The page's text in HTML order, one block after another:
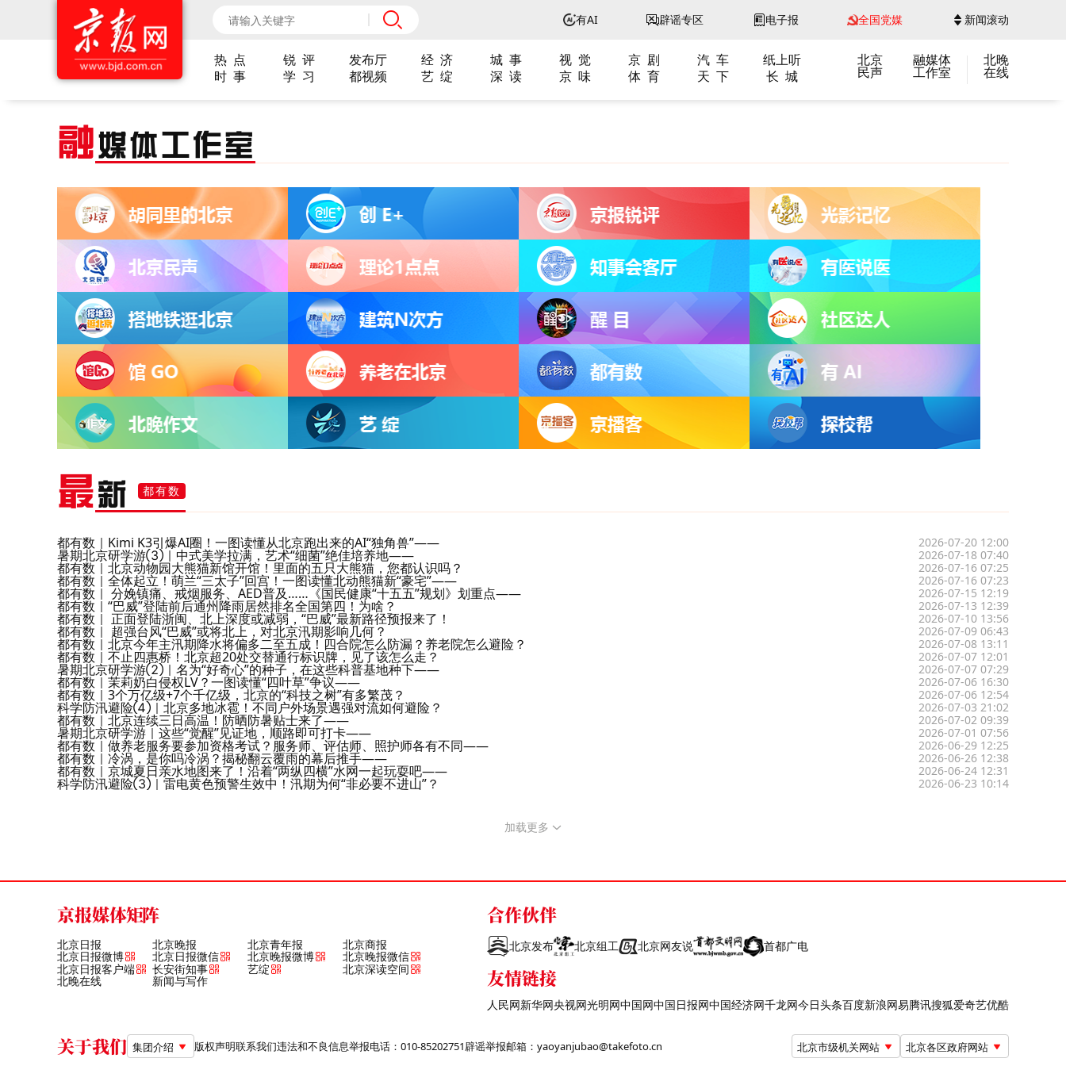
有AI 辟谣专区 电子报 全国党媒 新闻滚动
热 点 锐 评 发布厅 经 济 城 事 视 觉 京 剧 汽 车
纸上听
时 事
学 习 都视频 艺 绽 深 读 京 味 体 育 天 下 长 城
北京
民声
融媒体
工作室
北晚
在线
融媒体工作室
最新 都有数
都有数｜Kimi K3引爆AI圈！一图读懂从北京跑出来的AI“独角兽”—— 2026-07-20 12:00
暑期北京研学游③｜中式美学拉满，艺术“细菌”绝佳培养地—— 2026-07-18 07:40
都有数｜北京动物园大熊猫新馆开馆！里面的五只大熊猫，您都认识吗？ 2026-07-16 07:25
都有数｜全体起立！萌兰“三太子”回宫！一图读懂北动熊猫新“豪宅”—— 2026-07-16 07:23
都有数｜ 分娩镇痛、戒烟服务、AED普及……《国民健康“十五五”规划》划重点—— 2026-07-15 12:19
都有数｜“巴威”登陆前后通州降雨居然排名全国第四！为啥？ 2026-07-13 12:39
都有数｜ 正面登陆浙闽、北上深度或减弱，“巴威”最新路径预报来了！ 2026-07-10 13:56
都有数｜ 超强台风“巴威”或将北上，对北京汛期影响几何？ 2026-07-09 06:43
都有数｜北京今年主汛期降水将偏多二至五成！四合院怎么防漏？养老院怎么避险？ 2026-07-08 13:11
都有数｜不止四惠桥！北京超20处交替通行标识牌，见了该怎么走？ 2026-07-07 12:01
暑期北京研学游②｜名为“好奇心”的种子，在这些科普基地种下—— 2026-07-07 07:29
都有数｜茉莉奶白侵权LV？一图读懂“四叶草”争议—— 2026-07-06 16:30
都有数｜3个万亿级+7个千亿级，北京的“科技之树”有多繁茂？ 2026-07-06 12:54
科学防汛避险④｜北京多地冰雹！不同户外场景遇强对流如何避险？ 2026-07-03 21:02
都有数｜北京连续三日高温！防晒防暑贴士来了—— 2026-07-02 09:39
暑期北京研学游｜这些“觉醒”见证地，顺路即可打卡—— 2026-07-01 07:56
都有数｜做养老服务要参加资格考试？服务师、评估师、照护师各有不同—— 2026-06-29 12:25
都有数｜冷涡，是你吗冷涡？揭秘翻云覆雨的幕后推手—— 2026-06-26 12:38
都有数｜京城夏日亲水地图来了！沿着“两纵四横”水网一起玩耍吧—— 2026-06-24 12:31
科学防汛避险③｜雷电黄色预警生效中！汛期为何“非必要不进山”？ 2026-06-23 10:14
加载更多
京报媒体矩阵
北京日报 北京晚报 北京青年报 北京商报
北京日报微博 北京日报微信 北京晚报微博
北京晚报微信
北京日报客户端
长安街知事 艺绽 北京深读空间
北晚在线 新闻与写作
合作伙伴
北京发布 北京组工 北京网友说 首都广电
友情链接
人民网新华网央视网光明网中国网中国日报网中国经济网千龙网今日头条百度新浪网易腾讯搜狐爱奇艺优酷
关于我们 集团介绍 版权声明联系我们违法和不良信息举报电话：010-85202751辟谣举报邮箱：yaoyanjubao@takefoto.cn 北京市级机关网站 北京各区政府网站